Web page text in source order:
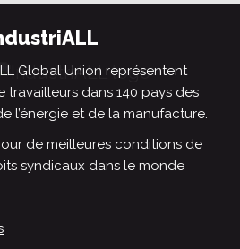
Global Union représentent
travailleurs dans 140 pays des
l’énergie et de la manufacture.
de meilleures conditions de
syndicaux dans le monde